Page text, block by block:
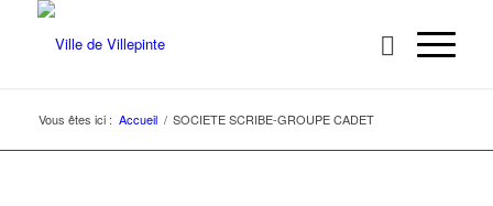
Vous êtes ici : Accueil / SOCIETE SCRIBE-GROUPE CADET